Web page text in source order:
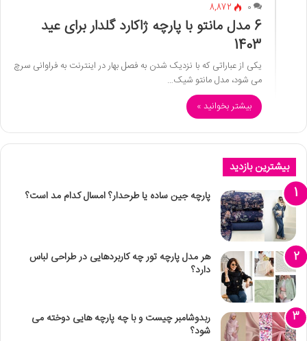
0
8,872
6 مدل مانتو با پارچه ژاکارد گلدار برای عید
1403
یکی از عباراتی که با نزدیک شدن به فصل بهار در اینترنت به فراوانی سرچ
می شود، مدل مانتو شیک…
بیشتر بخوانید »
بیشترین بازدید
پارچه جین ساده یا طرحدار؟ امسال کدام مد است؟
هر مدل پارچه تور چه کاربردهایی در طراحی لباس
دارد؟
ربدوشامبر چیست و با چه پارچه هایی دوخته می
شود؟